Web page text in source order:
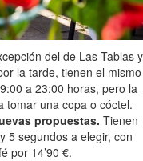
del de Las Tablas y
la tarde, tienen el mismo
a 23:00 horas, pero la
tomar una copa o cóctel.
propuestas. Tienen
5 segundos a elegir, con
por 14’90 €.